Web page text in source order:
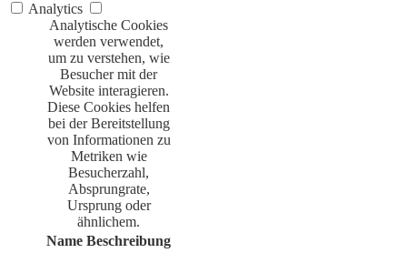
Analytics
Analytische Cookies
werden verwendet,
um zu verstehen, wie
Besucher mit der
Website interagieren.
Diese Cookies helfen
bei der Bereitstellung
von Informationen zu
Metriken wie
Besucherzahl,
Absprungrate,
Ursprung oder
ähnlichem.
Name Beschreibung